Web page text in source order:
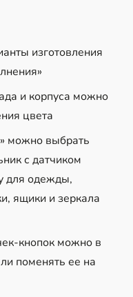
изготовления
и корпуса можно
цвета
можно выбрать
с датчиком
для одежды,
ящики и зеркала
кнопок можно в
поменять ее на